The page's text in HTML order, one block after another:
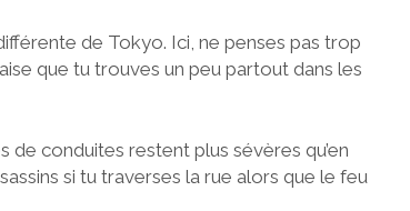
de Tokyo. Ici, ne penses pas trop
que tu trouves un peu partout dans les
conduites restent plus sévères qu’en
si tu traverses la rue alors que le feu